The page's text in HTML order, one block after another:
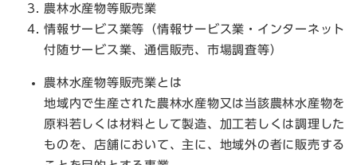
農林水産物等販売業
情報サービス業等（情報サービス業・インターネット
付随サービス業、通信販売、市場調査等）
農林水産物等販売業とは
地域内で生産された農林水産物又は当該農林水産物を
原料若しくは材料として製造、加工若しくは調理した
ものを、店舗において、主に、地域外の者に販売する